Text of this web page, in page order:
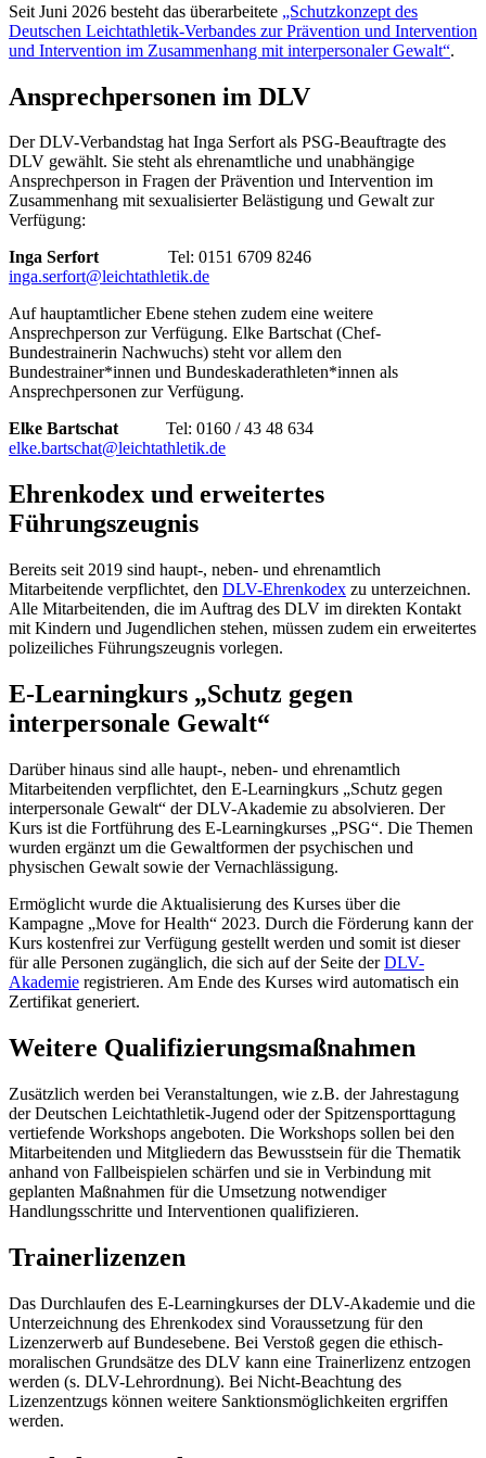
Seit Juni 2026 besteht das überarbeitete „Schutzkonzept des
Deutschen Leichtathletik-Verbandes zur Prävention und Intervention
und Intervention im Zusammenhang mit interpersonaler Gewalt“.
Ansprechpersonen im DLV
Der DLV-Verbandstag hat Inga Serfort als PSG-Beauftragte des
DLV gewählt. Sie steht als ehrenamtliche und unabhängige
Ansprechperson in Fragen der Prävention und Intervention im
Zusammenhang mit sexualisierter Belästigung und Gewalt zur
Verfügung:
Inga Serfort
Tel: 0151 6709 8246
inga.serfort@leichtathletik.de
Auf hauptamtlicher Ebene stehen zudem eine weitere
Ansprechperson zur Verfügung. Elke Bartschat (Chef-
Bundestrainerin Nachwuchs) steht vor allem den
Bundestrainer*innen und Bundeskaderathleten*innen als
Ansprechpersonen zur Verfügung.
Elke Bartschat
Tel: 0160 / 43 48 634
elke.bartschat@leichtathletik.de
Ehrenkodex und erweitertes
Führungszeugnis
Bereits seit 2019 sind haupt-, neben- und ehrenamtlich
Mitarbeitende verpflichtet, den DLV-Ehrenkodex zu unterzeichnen.
Alle Mitarbeitenden, die im Auftrag des DLV im direkten Kontakt
mit Kindern und Jugendlichen stehen, müssen zudem ein erweitertes
polizeiliches Führungszeugnis vorlegen.
E-Learningkurs „Schutz gegen
interpersonale Gewalt“
Darüber hinaus sind alle haupt-, neben- und ehrenamtlich
Mitarbeitenden verpflichtet, den E-Learningkurs „Schutz gegen
interpersonale Gewalt“ der DLV-Akademie zu absolvieren. Der
Kurs ist die Fortführung des E-Learningkurses „PSG“. Die Themen
wurden ergänzt um die Gewaltformen der psychischen und
physischen Gewalt sowie der Vernachlässigung.
Ermöglicht wurde die Aktualisierung des Kurses über die
Kampagne „Move for Health“ 2023. Durch die Förderung kann der
Kurs kostenfrei zur Verfügung gestellt werden und somit ist dieser
für alle Personen zugänglich, die sich auf der Seite derDLV-
Akademie registrieren. Am Ende des Kurses wird automatisch ein
Zertifikat generiert.
Weitere Qualifizierungsmaßnahmen
Zusätzlich werden bei Veranstaltungen, wie z.B. der Jahrestagung
der Deutschen Leichtathletik-Jugend oder der Spitzensporttagung
vertiefende Workshops angeboten. Die Workshops sollen bei den
Mitarbeitenden und Mitgliedern das Bewusstsein für die Thematik
anhand von Fallbeispielen schärfen und sie in Verbindung mit
geplanten Maßnahmen für die Umsetzung notwendiger
Handlungsschritte und Interventionen qualifizieren.
Trainerlizenzen
Das Durchlaufen des E-Learningkurses der DLV-Akademie und die
Unterzeichnung des Ehrenkodex sind Voraussetzung für den
Lizenzerwerb auf Bundesebene. Bei Verstoß gegen die ethisch-
moralischen Grundsätze des DLV kann eine Trainerlizenz entzogen
werden (s. DLV-Lehrordnung). Bei Nicht-Beachtung des
Lizenzentzugs können weitere Sanktionsmöglichkeiten ergriffen
werden.